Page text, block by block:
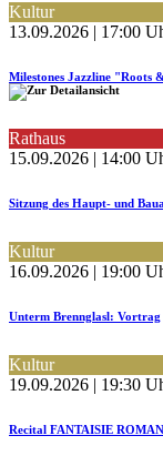
Kultur
13.09.2026 | 17:00
Milestones Jazzline "Roots
Rathaus
15.09.2026 | 14:00
Sitzung des Haupt- und
Kultur
16.09.2026 | 19:00
Unterm Brennglasl: Vortrag
Kultur
19.09.2026 | 19:30
Recital FANTAISIE